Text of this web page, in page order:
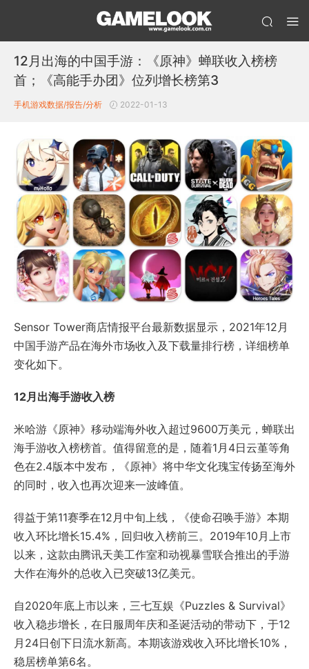
12月出海的中国手游：《原神》蝉联收入榜榜
首；《高能手办团》位列增长榜第3
手机游戏数据/报告/分析 2022-01-13
Sensor Tower商店情报平台最新数据显示，2021年12月
中国手游产品在海外市场收入及下载量排行榜，详细榜单
变化如下。
12月出海手游收入榜
米哈游《原神》移动端海外收入超过9600万美元，蝉联出
海手游收入榜榜首。值得留意的是，随着1月4日云堇等角
色在2.4版本中发布，《原神》将中华文化瑰宝传扬至海外
的同时，收入也再次迎来一波峰值。
得益于第11赛季在12月中旬上线，《使命召唤手游》本期
收入环比增长15.4%，回归收入榜前三。2019年10月上市
以来，这款由腾讯天美工作室和动视暴雪联合推出的手游
大作在海外的总收入已突破13亿美元。
自2020年底上市以来，三七互娱《Puzzles & Survival》
收入稳步增长，在日服周年庆和圣诞活动的带动下，于12
月24日创下日流水新高。本期该游戏收入环比增长10%，
稳居榜单第6名。